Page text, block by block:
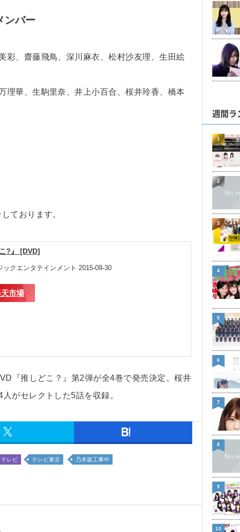
ンバー
彩、齋藤飛鳥、深川麻衣、松村沙友理、生田絵
理華、生駒里奈、井上小百合、桜井玲香、橋本
ております。
?』 [DVD]
ックエンタテインメント 2015-09-30
市場
『推しどこ？』第2弾が全4巻で発売決定。桜井
がセレクトした5話を収録。
テレビ テレビ東京 乃木坂工事中
週間ラ
1
2
3
4
5
6
7
8
9
10